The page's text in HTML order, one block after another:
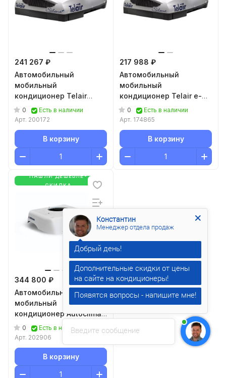
241 267 ₽
Автомобильный
мобильный
кондиционер Telair
SP5900H
0
Есть в наличии
Арт. 200172
В корзину
217 988 ₽
Автомобильный
мобильный
кондиционер Telair e-
VAN 5400H
0
Есть в наличии
Арт. 174865
В корзину
НАШЛИ ДЕШЕВЛЕ-
СКИДКА
344 800 ₽
Автомобильный
мобильный
кондиционер Autoclima
Modula RT SLIM 24В
тропическое
0
Есть в наличии
Арт. 202906
В корзину
Введите сообщение
Константин
Менеджер отдела продаж
Добрый день!
Дополнительные скидки от цены
на сайте на кондиционеры!
Появятся вопросы - напишите мне!